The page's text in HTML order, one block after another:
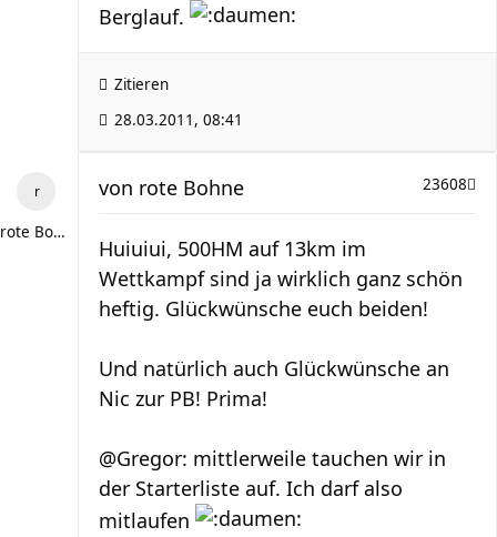
Berglauf.
Zitieren
28.03.2011, 08:41
rote Bohne
23608
von rote Bohne
Huiuiui, 500HM auf 13km im
Wettkampf sind ja wirklich ganz schön
heftig. Glückwünsche euch beiden!
Und natürlich auch Glückwünsche an
Nic zur PB! Prima!
@Gregor: mittlerweile tauchen wir in
der Starterliste auf. Ich darf also
mitlaufen